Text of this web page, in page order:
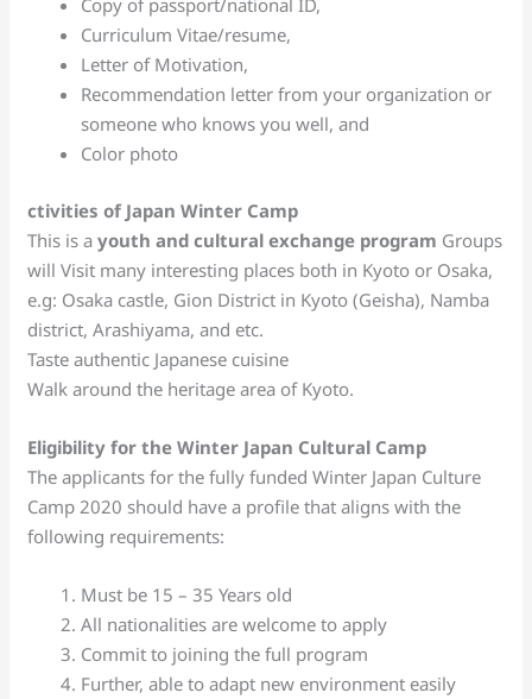
Copy of passport/national ID,
Curriculum Vitae/resume,
Letter of Motivation,
Recommendation letter from your organization or
someone who knows you well, and
Color photo
ctivities of Japan Winter Camp
This is a youth and cultural exchange program Groups
will Visit many interesting places both in Kyoto or Osaka,
e.g: Osaka castle, Gion District in Kyoto (Geisha), Namba
district, Arashiyama, and etc.
Taste authentic Japanese cuisine
Walk around the heritage area of Kyoto.
Eligibility for the Winter Japan Cultural Camp
The applicants for the fully funded Winter Japan Culture
Camp 2020 should have a profile that aligns with the
following requirements:
Must be 15 – 35 Years old
All nationalities are welcome to apply
Commit to joining the full program
Further, able to adapt new environment easily